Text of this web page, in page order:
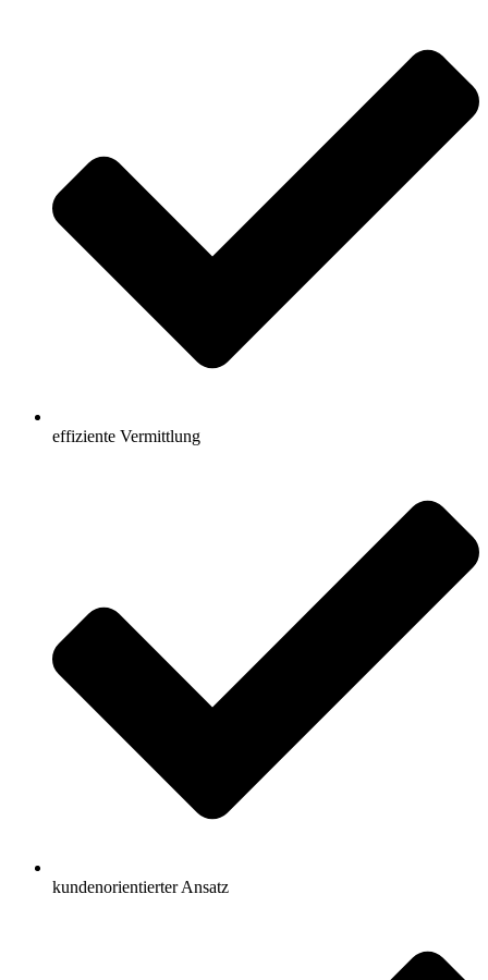
effiziente Vermittlung
kundenorientierter Ansatz